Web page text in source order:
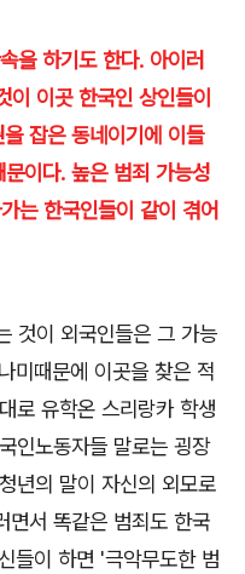
을 하기도 한다. 아이러
이곳 한국인 상인들이
잡은 동네이기에 이들
이다. 높은 범죄 가능성
는 한국인들이 같이 겪어
것이 외국인들은 그 가능
미때문에 이곳을 찾은 적
로 유학온 스리랑카 학생
인노동자들 말로는 굉장
년의 말이 자신의 외모로
면서 똑같은 범죄도 한국
들이 하면 '극악무도한 범